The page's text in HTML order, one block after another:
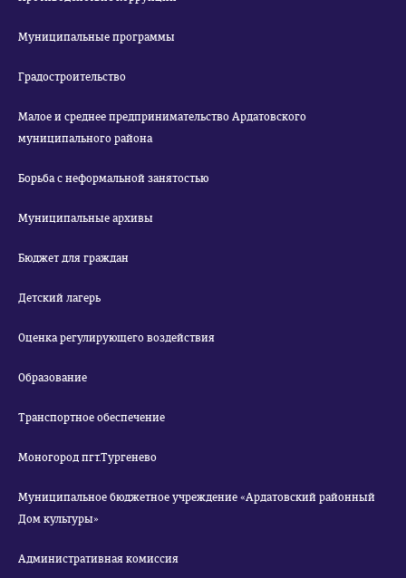
Муниципальные программы
Градостроительство
Малое и среднее предпринимательство Ардатовского
муниципального района
Борьба с неформальной занятостью
Муниципальные архивы
Бюджет для граждан
Детский лагерь
Оценка регулирующего воздействия
Образование
Транспортное обеспечение
Моногород пгт.Тургенево
Муниципальное бюджетное учреждение «Ардатовский районный
Дом культуры»
Административная комиссия